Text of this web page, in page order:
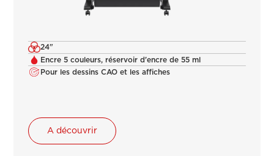
24"
Encre 5 couleurs, réservoir d'encre de 55 ml
Pour les dessins CAO et les affiches
A découvrir